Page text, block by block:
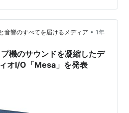
になります まだまだ 育てがい
した 不安や心配事があっても
あると 助かります …
音響のすべてを届けるメディア • 1年
機のサウンドを凝縮したデ
オI/O「Mesa」を発表